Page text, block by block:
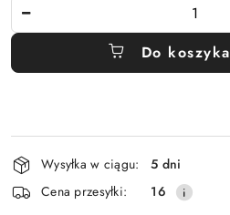
Do koszyka
Wyślij
Dostępność
i
dostawa
Wysyłka w ciągu:
5 dni
Cena przesyłki:
16